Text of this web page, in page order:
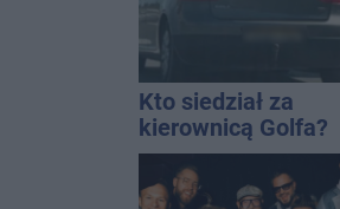
Kto siedział za
kierownicą Golfa?
Kierowca zbiegł po
kolizji